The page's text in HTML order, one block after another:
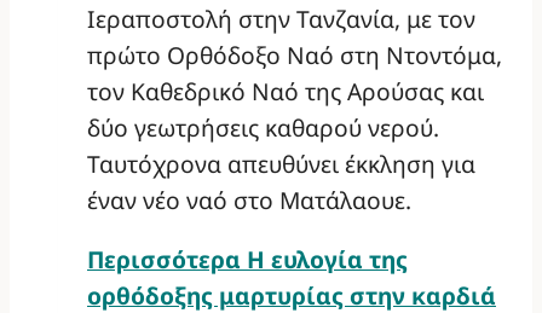
Ιεραποστολή στην Τανζανία, με τον
πρώτο Ορθόδοξο Ναό στη Ντοντόμα,
τον Καθεδρικό Ναό της Αρούσας και
δύο γεωτρήσεις καθαρού νερού.
Ταυτόχρονα απευθύνει έκκληση για
έναν νέο ναό στο Ματάλαουε.
Περισσότερα Η ευλογία της
ορθόδοξης μαρτυρίας στην καρδιά